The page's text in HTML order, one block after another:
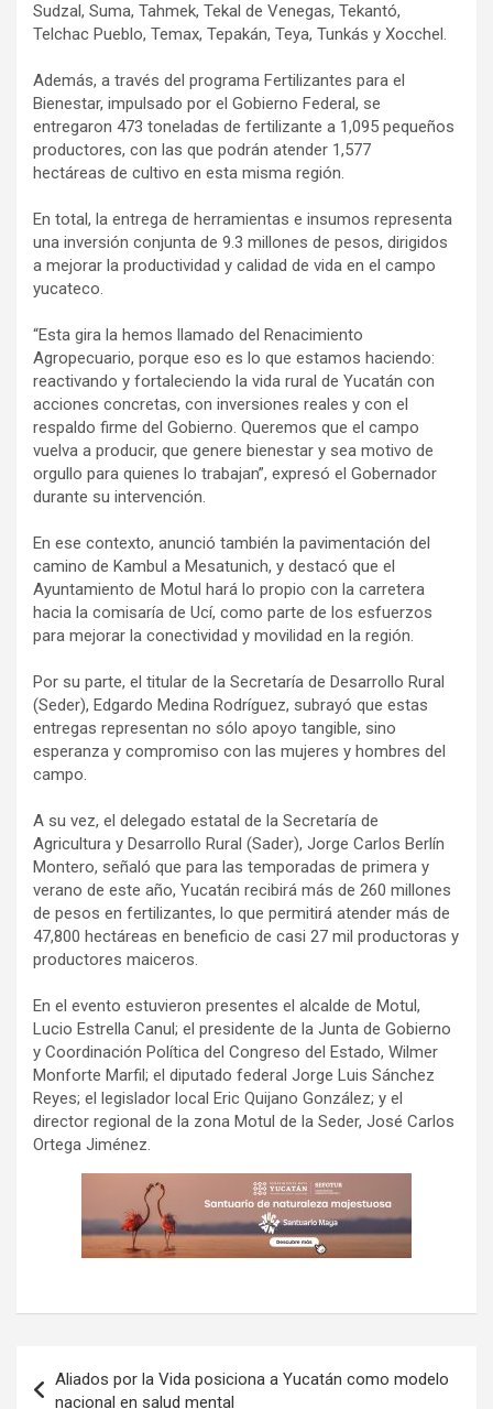
Sudzal, Suma, Tahmek, Tekal de Venegas, Tekantó,
Telchac Pueblo, Temax, Tepakán, Teya, Tunkás y Xocchel.
Además, a través del programa Fertilizantes para el
Bienestar, impulsado por el Gobierno Federal, se
entregaron 473 toneladas de fertilizante a 1,095 pequeños
productores, con las que podrán atender 1,577
hectáreas de cultivo en esta misma región.
En total, la entrega de herramientas e insumos representa
una inversión conjunta de 9.3 millones de pesos, dirigidos
a mejorar la productividad y calidad de vida en el campo
yucateco.
“Esta gira la hemos llamado del Renacimiento
Agropecuario, porque eso es lo que estamos haciendo:
reactivando y fortaleciendo la vida rural de Yucatán con
acciones concretas, con inversiones reales y con el
respaldo firme del Gobierno. Queremos que el campo
vuelva a producir, que genere bienestar y sea motivo de
orgullo para quienes lo trabajan”, expresó el Gobernador
durante su intervención.
En ese contexto, anunció también la pavimentación del
camino de Kambul a Mesatunich, y destacó que el
Ayuntamiento de Motul hará lo propio con la carretera
hacia la comisaría de Ucí, como parte de los esfuerzos
para mejorar la conectividad y movilidad en la región.
Por su parte, el titular de la Secretaría de Desarrollo Rural
(Seder), Edgardo Medina Rodríguez, subrayó que estas
entregas representan no sólo apoyo tangible, sino
esperanza y compromiso con las mujeres y hombres del
campo.
A su vez, el delegado estatal de la Secretaría de
Agricultura y Desarrollo Rural (Sader), Jorge Carlos Berlín
Montero, señaló que para las temporadas de primera y
verano de este año, Yucatán recibirá más de 260 millones
de pesos en fertilizantes, lo que permitirá atender más de
47,800 hectáreas en beneficio de casi 27 mil productoras y
productores maiceros.
En el evento estuvieron presentes el alcalde de Motul,
Lucio Estrella Canul; el presidente de la Junta de Gobierno
y Coordinación Política del Congreso del Estado, Wilmer
Monforte Marfil; el diputado federal Jorge Luis Sánchez
Reyes; el legislador local Eric Quijano González; y el
director regional de la zona Motul de la Seder, José Carlos
Ortega Jiménez.
de
Aliados por la Vida posiciona a Yucatán como modelo
nacional en salud mental